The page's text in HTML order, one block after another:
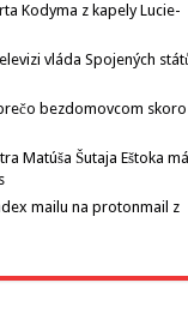
Kodyma z kapely Lucie-
vláda Spojených
bezdomovcom
Matúša Šutaja Eštoka má
mailu na protonmail z